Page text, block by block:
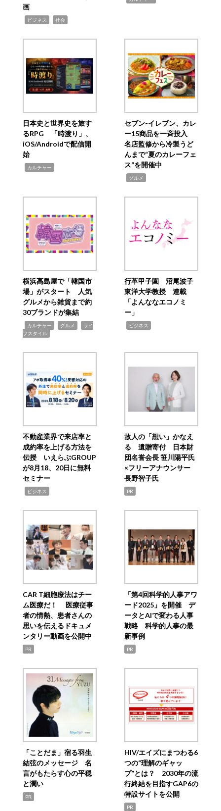
画
ビジネス 社会
日本史と世界史を旅す
るRPG 「時渡り」、
iOS/Androidで配信開
始
カルチャー
セブン‐イレブン、カレ
ー15商品を一斉投入
名店監修から冷製うど
んまで“夏のカレーフェ
ス”を開催中
グルメ
横浜高島屋で「韓国市
場」がスタート 人気
グルメから雑貨まで約
30ブランドが集結
カルチャー グルメ
ライ
フスタイル
行革甲子園 沼尾波子
東洋大学教授 連載
「よんななエコノミ
ー」
ビジネス
不動産業界で来店率と
成約率を上げる方法を
伝授 いえらぶGROUP
が8月18、20日に無料
セミナー
ビジネス
故人の「想い」かなえ
る 遺贈寄付 日本財
団名誉会長 笹川陽平氏
×フリーアナウンサー
長野智子氏
PR
CAR T細胞療法はチー
ム医療だ！ 医療従事
者の情熱、患者さんの
思いを伝えるドキュメ
ンタリー動画を公開中
PR
「第4回科学的人事アワ
ード2025」を開催 デ
ータとAIで変わる人事
戦略 科学的人事の最
新事例
PR
「ことだま」宿る羽生
結弦のメッセージ 名
言がもたらす心の平穏
と潤い
PR
HIV/エイズにまつわる6
つの“理解のギャッ
プ”とは？ 2030年の流
行終結を目指すGAP6の
特設サイトを公開
PR